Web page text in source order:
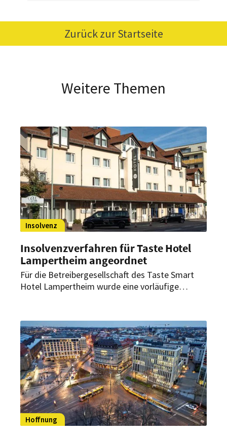
Zurück zur Startseite
Weitere Themen
Insolvenz
Insolvenzverfahren für Taste Hotel
Lampertheim angeordnet
Für die Betreibergesellschaft des Taste Smart
Hotel Lampertheim wurde eine vorläufige
Insolvenzverwalters jedoch uneingeschränkt
weiter.
Hoffnung